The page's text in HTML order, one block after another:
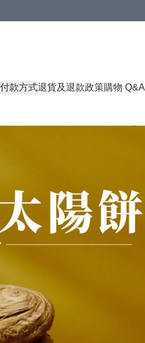
付款方式退貨及退款政策購物 Q&A